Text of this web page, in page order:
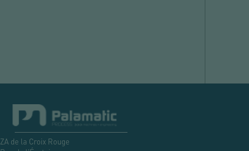
ZA de la Croix Rouge